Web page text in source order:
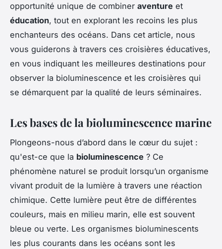
opportunité unique de combiner aventure et
éducation, tout en explorant les recoins les plus
enchanteurs des océans. Dans cet article, nous
vous guiderons à travers ces croisières éducatives,
en vous indiquant les meilleures destinations pour
observer la bioluminescence et les croisières qui
se démarquent par la qualité de leurs séminaires.
Les bases de la bioluminescence marine
Plongeons-nous d’abord dans le cœur du sujet :
qu'est-ce que la bioluminescence ? Ce
phénomène naturel se produit lorsqu’un organisme
vivant produit de la lumière à travers une réaction
chimique. Cette lumière peut être de différentes
couleurs, mais en milieu marin, elle est souvent
bleue ou verte. Les organismes bioluminescents
les plus courants dans les océans sont les